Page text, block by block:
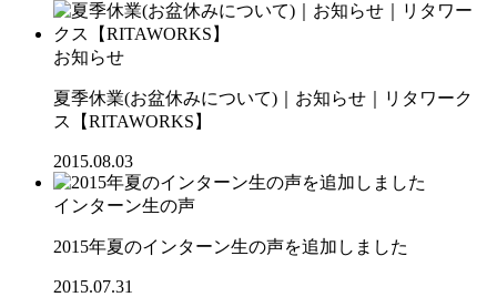
お知らせ
夏季休業(お盆休みについて)｜お知らせ｜リタワーク
ス【RITAWORKS】
2015.08.03
インターン生の声
2015年夏のインターン生の声を追加しました
2015.07.31